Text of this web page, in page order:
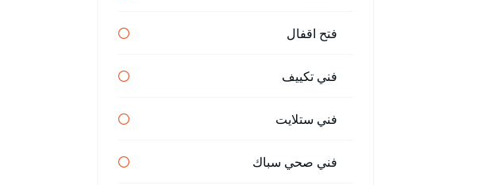
فتح اقفال
فني تكييف
فني ستلايت
فني صحي سباك